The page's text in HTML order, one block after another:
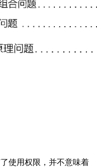
使用权限，并不意味着